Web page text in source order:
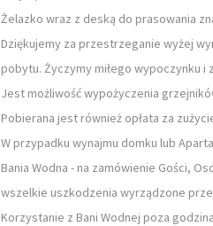
Żelazko wraz z deską do prasowania
Dziękujemy za przestrzeganie wyżej
pobytu. Życzymy miłego wypoczynku
Jest możliwość wypożyczenia
Pobierana jest również opłata za
W przypadku wynajmu domku lub
Bania Wodna - na zamówienie Gości,
wszelkie uszkodzenia wyrządzone
Korzystanie z Bani Wodnej poza